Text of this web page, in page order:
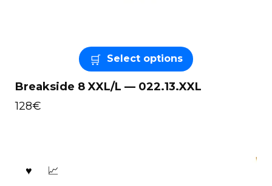
Select options
Breakside 8 XXL/L — 022.13.XXL
128€